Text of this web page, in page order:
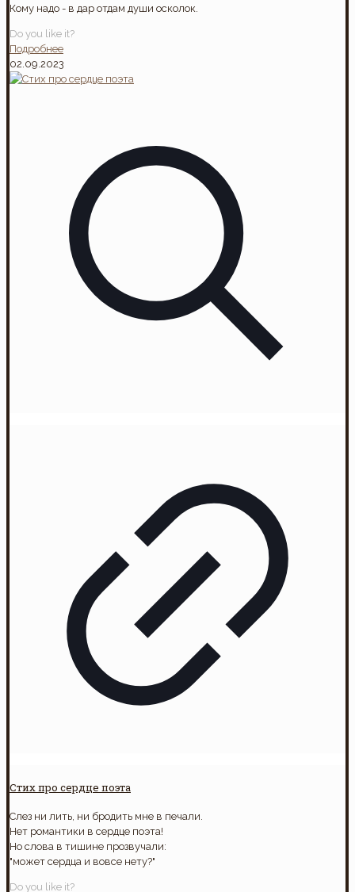
Кому надо - в дар отдам души осколок.
Do you like it?
Подробнее
02.09.2023
Стих про сердце поэта
Слез ни лить, ни бродить мне в печали.
Нет романтики в сердце поэта!
Но слова в тишине прозвучали:
"может сердца и вовсе нету?"
Do you like it?